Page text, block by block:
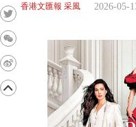
香港文匯報 采風 2026-05-